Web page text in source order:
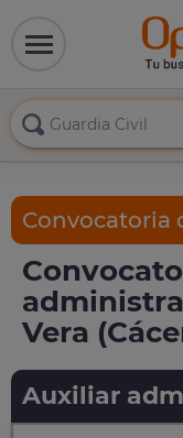
Convocatoria
Vera
Auxiliar